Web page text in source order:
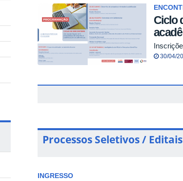
Ciclo
30/04/
Processos Seletivos / Editais
INGRESSO